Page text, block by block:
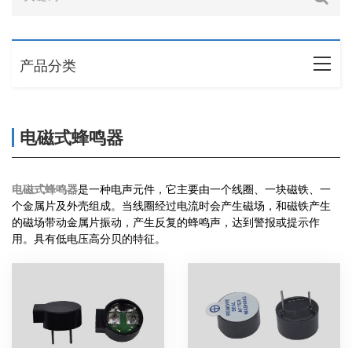
产品分类
电磁式蜂鸣器
电磁式蜂鸣器是一种电声元件，它主要由一个线圈、一块磁铁、一
个金属片及外壳组成。当线圈经过电流时会产生磁场，和磁铁产生
的磁场带动金属片振动，产生反复的蜂鸣声，达到警报或提示作
用。具有低电压高分贝的特征 。